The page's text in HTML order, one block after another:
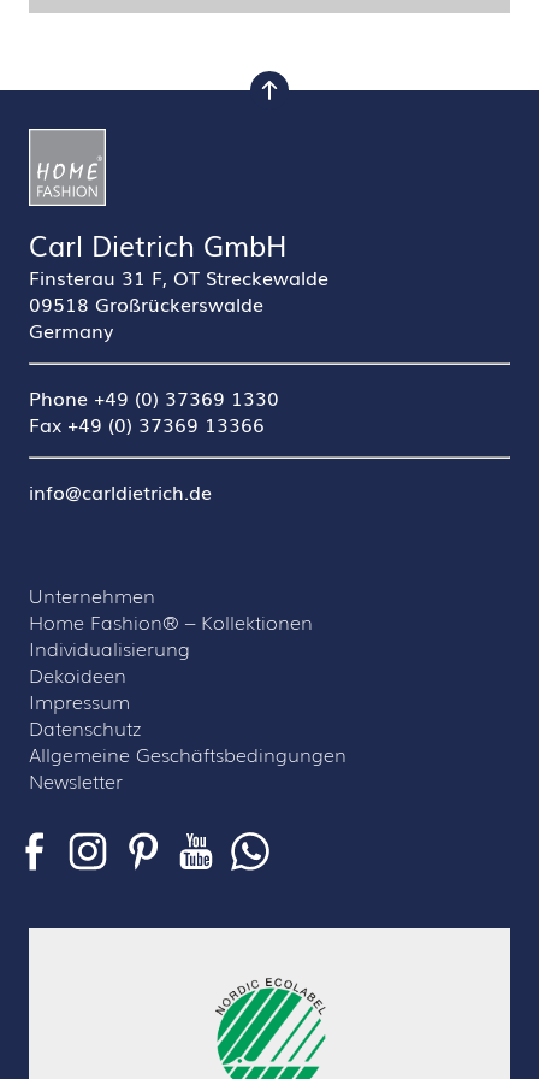
nach oben
Carl Dietrich GmbH
Finsterau 31 F, OT Streckewalde
09518 Großrückerswalde
Germany
Phone +49 (0) 37369 1330
Fax +49 (0) 37369 13366
info@carldietrich.de
Unternehmen
Home Fashion® – Kollektionen
Individualisierung
Dekoideen
Impressum
Datenschutz
Allgemeine Geschäftsbedingungen
Newsletter